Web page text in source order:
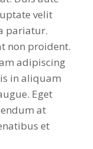
velit
pariatur.
non proident.
adipiscing
in aliquam
Eget
at
et